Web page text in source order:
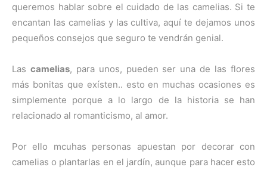
queremos hablar sobre el cuidado de las camelias. Si te
encantan las camelias y las cultiva, aquí te dejamos unos
pequeños consejos que seguro te vendrán genial.
Las camelias, para unos, pueden ser una de las flores
más bonitas que exísten.. esto en muchas ocasiones es
simplemente porque a lo largo de la historia se han
relacionado al romanticismo, al amor.
Por ello mcuhas personas apuestan por decorar con
camelias o plantarlas en el jardín, aunque para hacer esto